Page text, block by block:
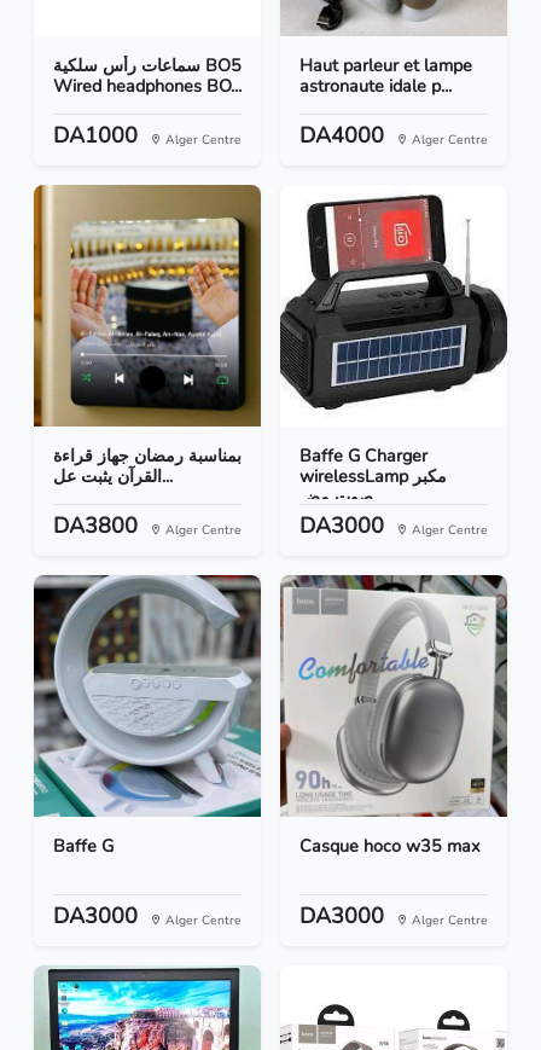
سماعات رأس سلكية BO5
Wired headphones BO...
DA1000 Alger Centre
Haut parleur et lampe
astronaute idale p...
DA4000 Alger Centre
بمناسبة رمضان جهاز قراءة
القرآن يثبت عل...
DA3800 Alger Centre
Baffe G Charger
wirelessLamp مكبر
DA3000 Alger Centre
Baffe G
DA3000 Alger Centre
Casque hoco w35 max
DA3000 Alger Centre